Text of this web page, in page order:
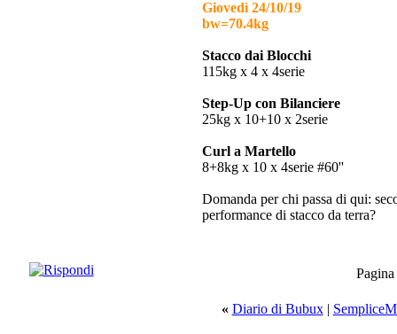
Giovedì 24/10/19
bw=70.4kg
Stacco dai Blocchi
115kg x 4 x 4serie
Step-Up con Bilanciere
25kg x 10+10 x 2serie
Curl a Martello
8+8kg x 10 x 4serie #60''
Domanda per chi passa di qui:
performance di stacco da terra?
« Diario di Bubux|